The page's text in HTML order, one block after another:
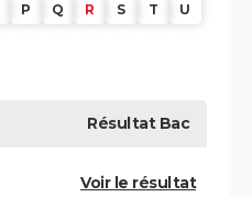
P Q R S T
U
RésultatBac
Voir le résultat